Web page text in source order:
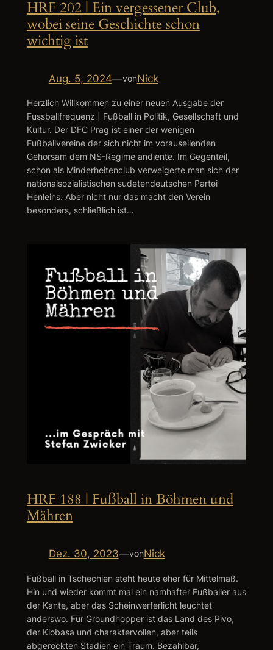
HRF 202 | Ein vergessener Club,
wobei seine Geschichte schon
wichtig ist
Aug. 5, 2024—vonNick
Herzlich Willkommen zu einer neuen Ausgabe der
Fussballfrequenz | Fußball in Politik, Gesellschaft und
Kultur. Der DFC Prag ist einer der wenigen
Fußballvereine der sich nicht im vorauseilenden
Gehorsam dem NS-Regime andiente. Im Gegenteil,
schon als Minderheitenclub verweigerte man sich der
nationalsozialistischen sudetendeutschen Partei
Henleins. Aber nicht nur das macht den Verein
besonders, schließlich ist…
HRF 188 | Fußball in Böhmen und
Mähren
Dez. 30, 2023—vonNick
Fußball in Tschechien steht heute eher für Mittelmaß.
Hin und wieder kommt mal ein namhafter Fußballer aus
der Kante, aber das Scheinwerferlicht leuchtet
anderswo. Für Groundhopper ist das Land des Pivo,
der Klobasa und charaktervollen, aber teils
abgerockten Stadien ein Traum. Bezahlbar,